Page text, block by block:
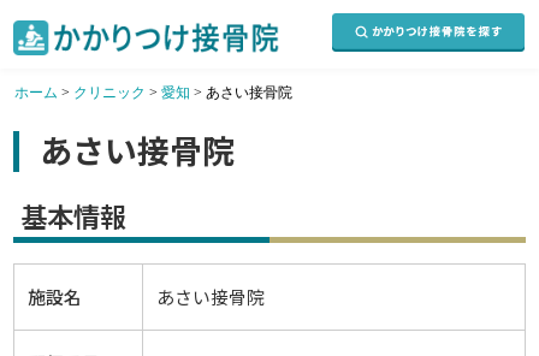
ホーム > クリニック > 愛知 > あさい接骨院
あさい接骨院
基本情報
施設名 あさい接骨院